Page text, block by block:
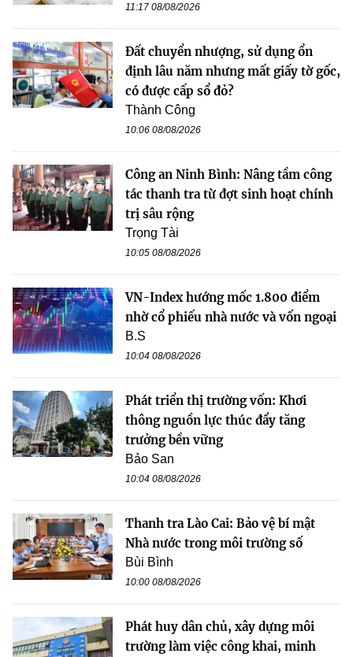
11:17 08/08/2026
Đất chuyển nhượng, sử dụng ổn
định lâu năm nhưng mất giấy tờ gốc,
có được cấp sổ đỏ?
Thành Công
10:06 08/08/2026
Công an Ninh Bình: Nâng tầm công
tác thanh tra từ đợt sinh hoạt chính
trị sâu rộng
Trọng Tài
10:05 08/08/2026
VN-Index hướng mốc 1.800 điểm
nhờ cổ phiếu nhà nước và vốn ngoại
B.S
10:04 08/08/2026
Phát triển thị trường vốn: Khơi
thông nguồn lực thúc đẩy tăng
trưởng bền vững
Bảo San
10:04 08/08/2026
Thanh tra Lào Cai: Bảo vệ bí mật
Nhà nước trong môi trường số
Bùi Bình
10:00 08/08/2026
Phát huy dân chủ, xây dựng môi
trường làm việc công khai, minh